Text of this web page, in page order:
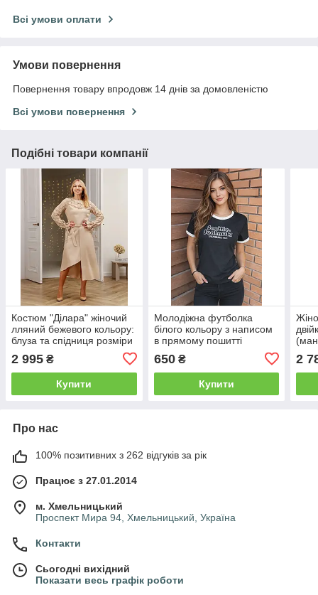
Всі умови оплати
Умови повернення
Повернення товару впродовж 14 днів за домовленістю
Всі умови повернення
Подібні товари компанії
Костюм "Ділара" жіночий
лляний бежевого кольору:
блуза та спідниця розміри
2 995 ₴
Купити
Молодіжна футболка
білого кольору з написом
в прямому пошитті
650₴
Купити
2
Про нас
100% позитивних з 262 відгуків за рік
Працює з 27.01.2014
м. Хмельницький
Проспект Мира 94, Хмельницький, Україна
Контакти
Сьогодні вихідний
Показати весь графік роботи